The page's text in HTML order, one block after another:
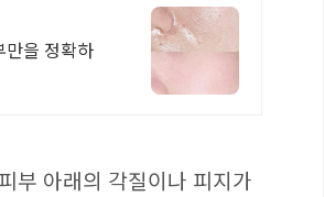
만을 정확하
부 아래의 각질이나 피지가